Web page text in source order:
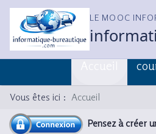
LE MOOC
Vous êtes ici : Accueil
Pensez à créer